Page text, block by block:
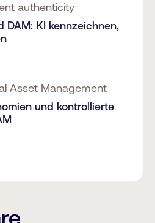
authenticity
DAM: KI kennzeichnen,
Asset Management
und kontrollierte